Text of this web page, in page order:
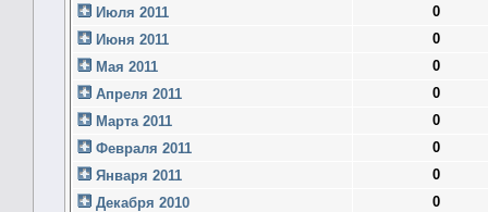
Июля 2011
0
Июня 2011
0
Мая 2011
0
Апреля 2011
0
Марта 2011
0
Февраля 2011
0
Января 2011
0
Декабря 2010
0